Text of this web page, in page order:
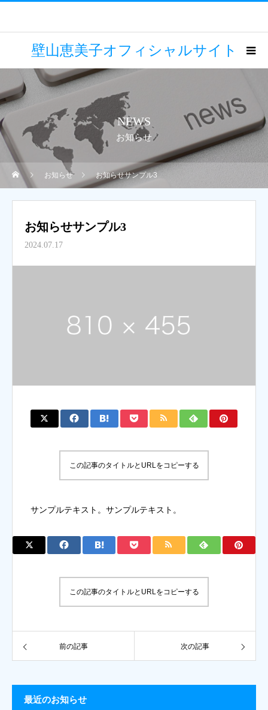
壁山恵美子オフィシャルサイト
NEWS
お知らせ
お知らせ お知らせサンプル3
お知らせサンプル3
2024.07.17
この記事のタイトルとURLをコピーする
サンプルテキスト。サンプルテキスト。
この記事のタイトルとURLをコピーする
前の記事 次の記事
最近のお知らせ